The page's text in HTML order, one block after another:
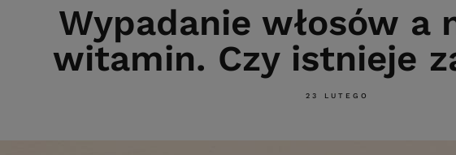
Wypadanie włosów a
witamin. Czy istnieje
23 LUTEGO